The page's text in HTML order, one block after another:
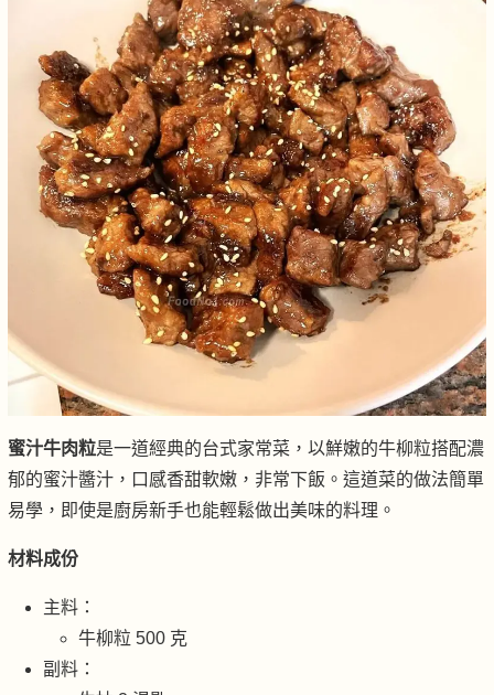
蜜汁牛肉粒是一道經典的台式家常菜，以鮮嫩的牛柳粒搭配濃
郁的蜜汁醬汁，口感香甜軟嫩，非常下飯。這道菜的做法簡單
易學，即使是廚房新手也能輕鬆做出美味的料理。
材料成份
主料：
牛柳粒 500 克
副料：